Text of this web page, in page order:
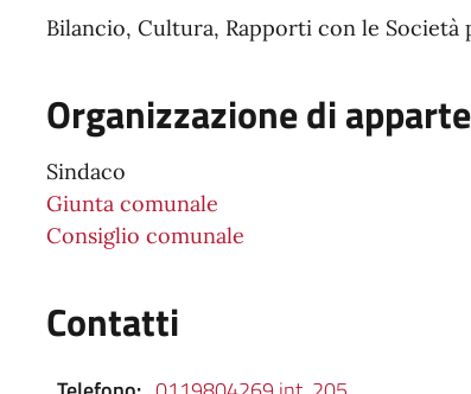
Bilancio, Cultura, Rapporti con le Società
Organizzazione di
Sindaco
Giunta comunale
Consiglio comunale
Contatti